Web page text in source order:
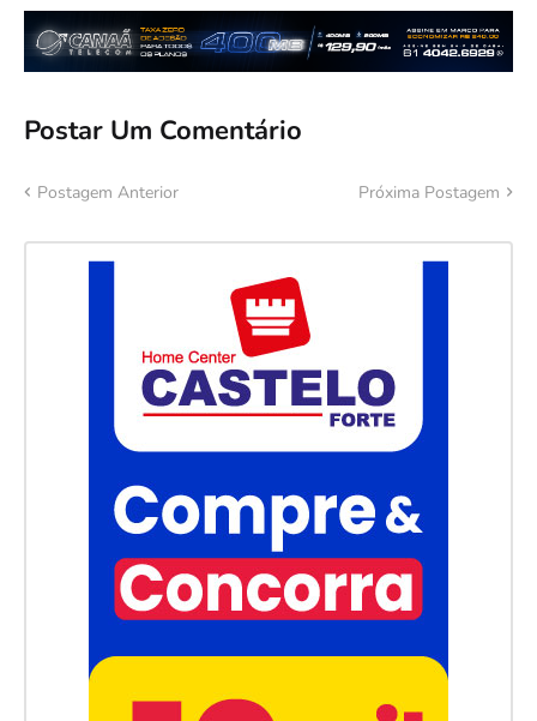
Postar Um Comentário
Postagem Anterior Próxima Postagem